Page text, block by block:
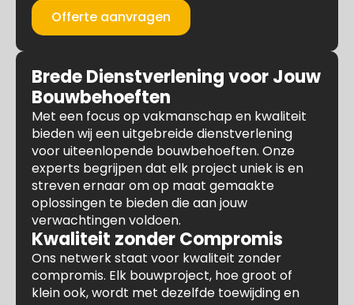
Offerte aanvragen
Brede Dienstverlening voor Jouw
Bouwbehoeften
Met een focus op vakmanschap en kwaliteit
bieden wij een uitgebreide dienstverlening
voor uiteenlopende bouwbehoeften. Onze
experts begrijpen dat elk project uniek is en
streven ernaar om op maat gemaakte
oplossingen te bieden die aan jouw
verwachtingen voldoen.
Kwaliteit zonder Compromis
Ons netwerk staat voor kwaliteit zonder
compromis. Elk bouwproject, hoe groot of
klein ook, wordt met dezelfde toewijding en